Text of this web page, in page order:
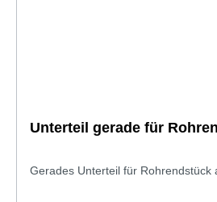
Unterteil gerade für
Gerades Unterteil für Rohrendstück